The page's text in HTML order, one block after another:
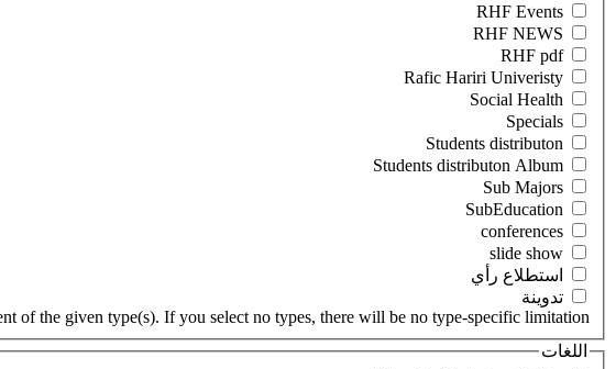
‏استطلاع رأي ‏
‏تدوينة ‏
of the given type(s). If you select no types, there will be no type-specific limitation.
اللغات